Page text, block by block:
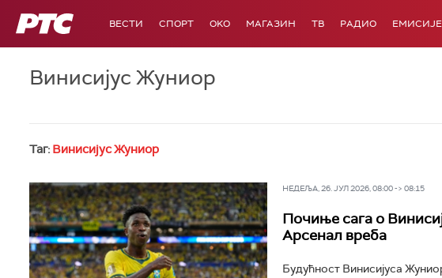
РТС ВЕСТИ СПОРТ OKO МАГАЗИН ТВ РАДИО ЕМИСИЈЕ
Винисијус Жуниор
Таг: Винисијус Жуниор
НЕДЕЉА, 26. ЈУЛ 2026, 08:00 -> 08:15
Почиње сага о
Арсенал вреба
Будућност Винисијуса